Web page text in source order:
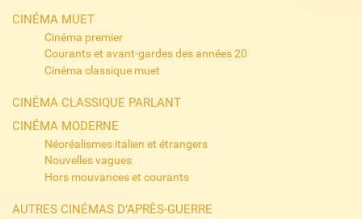
CINÉMA MUET
Cinéma premier
Courants et avant-gardes des années 20
Cinéma classique muet
CINÉMA CLASSIQUE PARLANT
CINÉMA MODERNE
Néoréalismes italien et étrangers
Nouvelles vagues
Hors mouvances et courants
AUTRES CINÉMAS D’APRÈS-GUERRE